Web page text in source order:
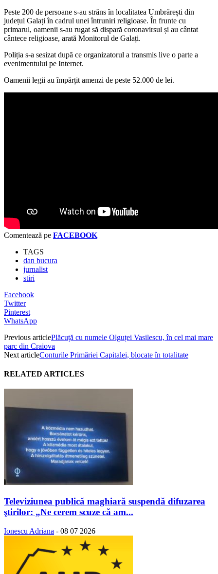
Peste 200 de persoane s-au strâns în localitatea Umbrărești din
județul Galați în cadrul unei întruniri religioase. În frunte cu
primarul, oamenii s-au rugat să dispară coronavirsul și au cântat
cântece religioase, arată Monitorul de Galați.
Poliția s-a sesizat după ce organizatorul a transmis live o parte a
evenimentului pe Internet.
Oamenii legii au împărțit amenzi de peste 52.000 de lei.
Comentează pe FACEBOOK
TAGS
dan bucura
jurnalist
stiri
Facebook
Twitter
Pinterest
WhatsApp
Previous articlePlăcuță cu numele Olguței Vasilescu, în cel mai mare
parc din Craiova
Next articleConturile Primăriei Capitalei, blocate în totalitate
RELATED ARTICLES
Televiziunea publică maghiară suspendă difuzarea
ştirilor: „Ne cerem scuze că am...
Ionescu Adriana - 08 07 2026